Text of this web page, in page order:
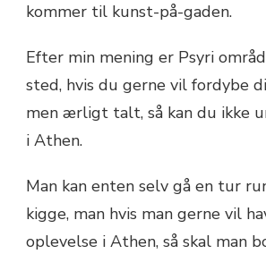
kommer til kunst-på-gaden.
Efter min mening er Psyri
sted, hvis du gerne vil fordybe
men ærligt talt, så kan du ikke
i Athen.
Man kan enten selv gå en tur
kigge, man hvis man gerne vil
oplevelse i Athen, så skal man